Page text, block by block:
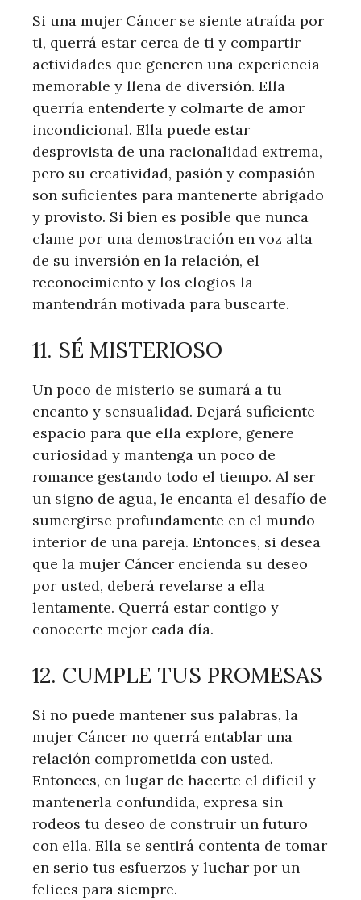
Si una mujer Cáncer se siente atraída por
ti, querrá estar cerca de ti y compartir
actividades que generen una experiencia
memorable y llena de diversión. Ella
querría entenderte y colmarte de amor
incondicional. Ella puede estar
desprovista de una racionalidad extrema,
pero su creatividad, pasión y compasión
son suficientes para mantenerte abrigado
y provisto. Si bien es posible que nunca
clame por una demostración en voz alta
de su inversión en la relación, el
reconocimiento y los elogios la
mantendrán motivada para buscarte.
11. SÉ MISTERIOSO
Un poco de misterio se sumará a tu
encanto y sensualidad. Dejará suficiente
espacio para que ella explore, genere
curiosidad y mantenga un poco de
romance gestando todo el tiempo. Al ser
un signo de agua, le encanta el desafío de
sumergirse profundamente en el mundo
interior de una pareja. Entonces, si desea
que la mujer Cáncer encienda su deseo
por usted, deberá revelarse a ella
lentamente. Querrá estar contigo y
conocerte mejor cada día.
12. CUMPLE TUS PROMESAS
Si no puede mantener sus palabras, la
mujer Cáncer no querrá entablar una
relación comprometida con usted.
Entonces, en lugar de hacerte el difícil y
mantenerla confundida, expresa sin
rodeos tu deseo de construir un futuro
con ella. Ella se sentirá contenta de tomar
en serio tus esfuerzos y luchar por un
felices para siempre.